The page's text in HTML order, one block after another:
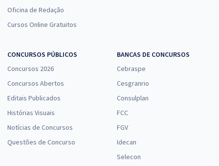
Oficina de Redação
Cursos Online Gratuitos
CONCURSOS PÚBLICOS
Concursos 2026
Concursos Abertos
Editais Publicados
Histórias Visuais
Notícias de Concursos
Questões de Concurso
BANCAS DE CONCURSOS
Cebraspe
Cesgranrio
Consulplan
FCC
FGV
Idecan
Selecon